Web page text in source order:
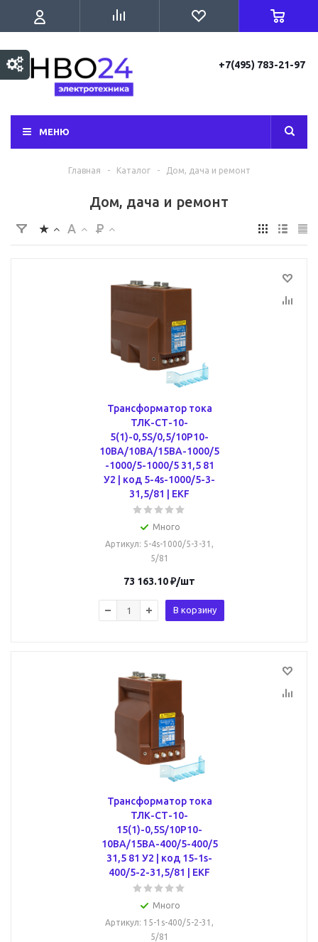
+7(495) 783-21-97
МЕНЮ
Главная - Каталог - Дом, дача и ремонт
Дом, дача и ремонт
Трансформатор тока
ТЛК-СТ-10-
5(1)-0,5S/0,5/10P10-
10ВА/10ВА/15ВА-1000/5
-1000/5-1000/5 31,5 81
У2 | код 5-4s-1000/5-3-
31,5/81 | EKF
Много
Артикул: 5-4s-1000/5-3-31,
5/81
73 163.10₽/шт
В корзину
Трансформатор тока
ТЛК-СТ-10-
15(1)-0,5S/10Р10-
10ВА/15ВА-400/5-400/5
31,5 81 У2 | код 15-1s-
400/5-2-31,5/81 | EKF
Много
Артикул: 15-1s-400/5-2-31,
5/81